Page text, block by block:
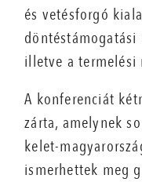
és vetésforgó
döntéstámogatási
illetve a termelési
A konferenciát
zárta, amelynek
kelet-
ismerhettek meg